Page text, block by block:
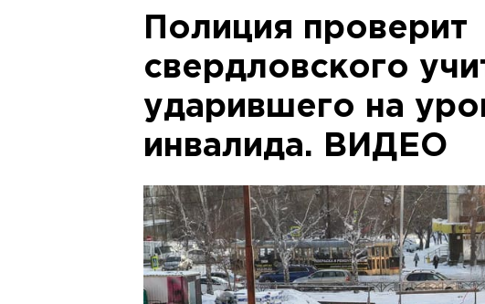
Полиция проверит
свердловского
ударившего на
инвалида. ВИДЕО